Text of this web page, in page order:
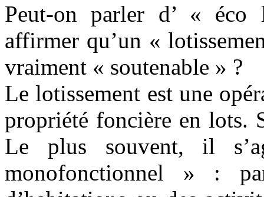
Peut-on parler d’ « éco
affirmer qu’un «
vraiment « soutenable » ?
Le lotissement est une
propriété foncière en lots.
Le plus souvent, il
monofonctionnel » :